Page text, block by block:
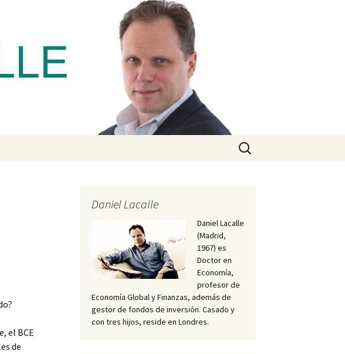
Buscar:
el BCE
de
Daniel Lacalle
Daniel Lacalle
(Madrid,
1967) es
Doctor en
Economía,
profesor de
Economía Global y Finanzas, además de
gestor de fondos de inversión. Casado y
con tres hijos, reside en Londres.